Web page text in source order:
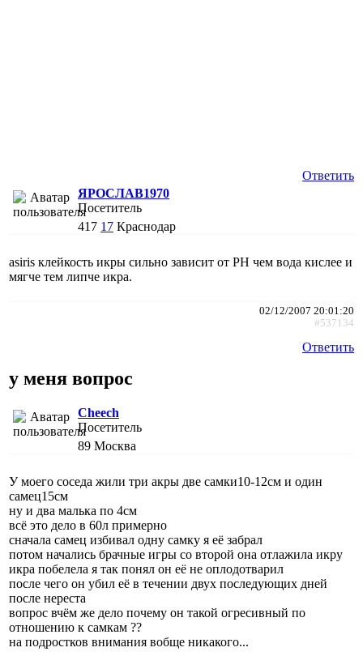
Ответить
ЯРОСЛАВ1970
Посетитель
417 17 Краснодар
asiris клейкость икры сильно зависит от PH чем вода кислее и
мягче тем липче икра.
02/12/2007 20:01:20
#537134
Ответить
у меня вопрос
Cheech
Посетитель
89 Москва
У моего соседа жили три акры две самки10-12см и один
самец15см
ну и два малька по 4см
всё это дело в 60л примерно
сначала самец избивал одну самку я её забрал
потом начались брачные игры со второй она отлажила икру
икра побелела я так понял он её не оплодотварил
после чего он убил её в течении двух последующих дней
после нереста
вопрос вчём же дело почему он такой огресивный по
отношению к самкам ??
на подростков внимания вобще никакого...